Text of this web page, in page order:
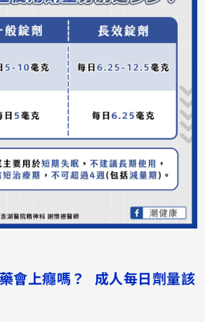
藥會上癮嗎？ 成人每日劑量該